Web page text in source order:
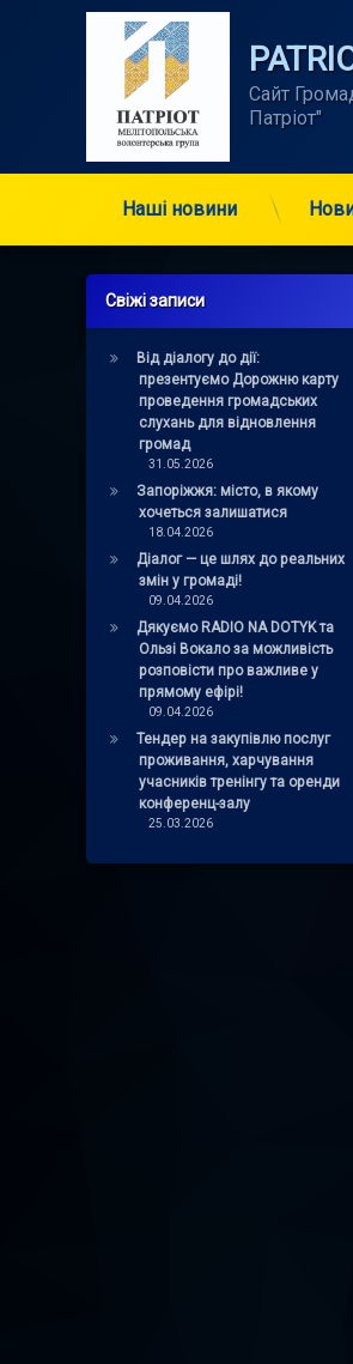
Сайт
Патріот"
Наші новини
Свіжі записи
Від діалогу до дії:
презентуємо Дорожню карту
проведення громадських
слухань для відновлення
громад
31.05.2026
Запоріжжя: місто, в якому
хочеться залишатися
18.04.2026
Діалог — це шлях до реальних
змін у громаді!
09.04.2026
Дякуємо RADIO NA DOTYK та
Ользі Вокало за можливість
розповісти про важливе у
прямому ефірі!
09.04.2026
Тендер на закупівлю послуг
проживання, харчування
учасників тренінгу та оренди
конференц-залу
25.03.2026